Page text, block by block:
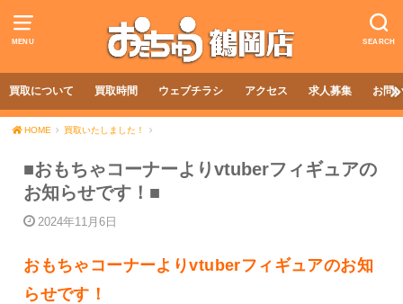
MENU SEARCH
買取について 買取時間 ウェブチラシ アクセス 求人募集 お問
HOME 買取いたしました！
■おもちゃコーナーよりvtuberフィギュアの
お知らせです！■
2024年11月6日
おもちゃコーナーよりvtuberフィギュアのお知
らせです！